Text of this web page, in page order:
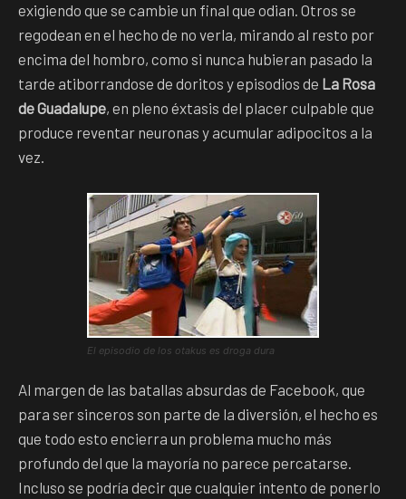
exigiendo que se cambie un final que odian. Otros se
regodean en el hecho de no verla, mirando al resto por
encima del hombro, como si nunca hubieran pasado la
tarde atiborrandose de doritos y episodios de La Rosa
de Guadalupe, en pleno éxtasis del placer culpable que
produce reventar neuronas y acumular adipocitos a la
vez.
El episodio de los otakus es droga dura
Al margen de las batallas absurdas de Facebook, que
para ser sinceros son parte de la diversión, el hecho es
que todo esto encierra un problema mucho más
profundo del que la mayoría no parece percatarse.
Incluso se podría decir que cualquier intento de ponerlo